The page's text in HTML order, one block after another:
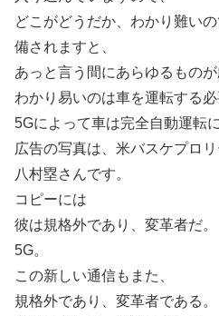
どこがどうだか、わかり難い
備されますと、
あっと言う間にあらゆるものが
わかり易いのは車を運転する必
5Gによって車は完全自動運転
広告の写真は、米バスケプロ
八村塁さんです。
コピーには
彼は規格外であり、変革者だ。
5G。
この新しい通信もまた、
規格外であり、変革者である。